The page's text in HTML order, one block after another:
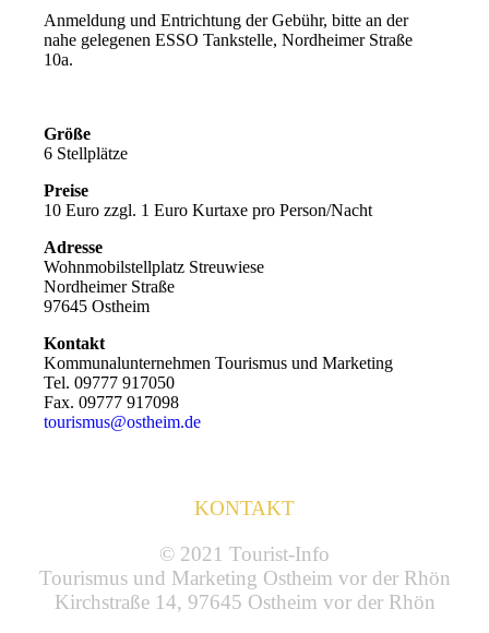
Anmeldung und Entrichtung der Gebühr, bitte an der
nahe gelegenen ESSO Tankstelle, Nordheimer Straße
10a.
Größe
6 Stellplätze
Preise
10 Euro zzgl. 1 Euro Kurtaxe pro Person/Nacht
Adresse
Wohnmobilstellplatz Streuwiese
Nordheimer Straße
97645 Ostheim
Kontakt
Kommunalunternehmen Tourismus und Marketing
Tel. 09777 917050
Fax. 09777 917098
tourismus@ostheim.de
KONTAKT
© 2021 Tourist-Info
Tourismus und Marketing Ostheim vor der Rhön
Kirchstraße 14, 97645 Ostheim vor der Rhön